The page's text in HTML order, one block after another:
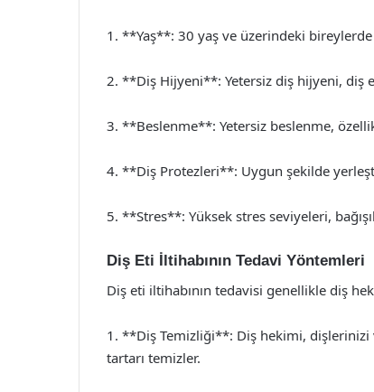
1. **Yaş**: 30 yaş ve üzerindeki bireylerde
2. **Diş Hijyeni**: Yetersiz diş hijyeni, diş
3. **Beslenme**: Yetersiz beslenme,
4. **Diş Protezleri**: Uygun şekilde
5. **Stres**: Yüksek stres seviyeleri,
Diş Eti İltihabının Tedavi Yöntemleri
Diş eti iltihabının tedavisi genellikle diş
1. **Diş Temizliği**: Diş hekimi,
tartarı temizler.